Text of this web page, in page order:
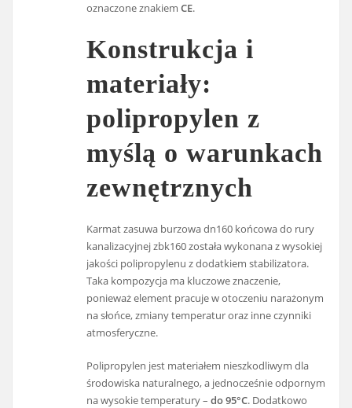
oznaczone znakiemCE.
Konstrukcja i
materiały:
polipropylen z
myślą o warunkach
zewnętrznych
Karmat zasuwa burzowa dn160 końcowa do rury
kanalizacyjnej zbk160 została wykonana z wysokiej
jakości polipropylenu z dodatkiem stabilizatora.
Taka kompozycja ma kluczowe znaczenie,
ponieważ element pracuje w otoczeniu narażonym
na słońce, zmiany temperatur oraz inne czynniki
atmosferyczne.
Polipropylen jest materiałem nieszkodliwym dla
środowiska naturalnego, a jednocześnie odpornym
na wysokie temperatury –do 95°C. Dodatkowo